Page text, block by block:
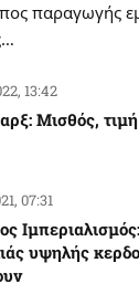
παραγωγής
13:42
Μισθός, τιμή
07:31
υψηλής